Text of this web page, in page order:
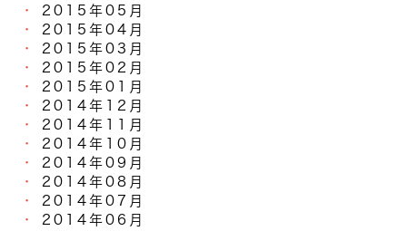
2015年05月
2015年04月
2015年03月
2015年02月
2015年01月
2014年12月
2014年11月
2014年10月
2014年09月
2014年08月
2014年07月
2014年06月